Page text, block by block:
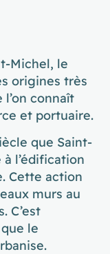
Michel, le
origines très
connaît
et portuaire.
que Saint-
l’édification
Cette action
murs au
C’est
le